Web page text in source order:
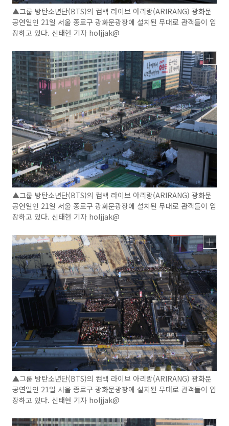
▲그룹 방탄소년단(BTS)의 컴백 라이브 아리랑(ARIRANG) 광화문
공연일인 21일 서울 종로구 광화문광장에 설치된 무대로 관객들이 입
장하고 있다. 신태현 기자 holjjak@
▲그룹 방탄소년단(BTS)의 컴백 라이브 아리랑(ARIRANG) 광화문
공연일인 21일 서울 종로구 광화문광장에 설치된 무대로 관객들이 입
장하고 있다. 신태현 기자 holjjak@
▲그룹 방탄소년단(BTS)의 컴백 라이브 아리랑(ARIRANG) 광화문
공연일인 21일 서울 종로구 광화문광장에 설치된 무대로 관객들이 입
장하고 있다. 신태현 기자 holjjak@